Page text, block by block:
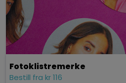
Fotoklistremerke
Bestill fra kr 116